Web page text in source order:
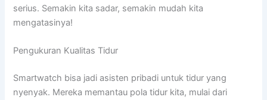
serius. Semakin kita sadar, semakin mudah kita
mengatasinya!
Pengukuran Kualitas Tidur
Smartwatch bisa jadi asisten pribadi untuk tidur yang
nyenyak. Mereka memantau pola tidur kita, mulai dari